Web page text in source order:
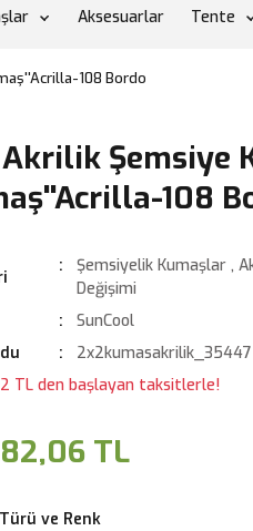
Aksesuarlar Tente
108 Bordo
Şemsiye
108
Şemsiyelik Kumaşlar ,
Değişimi
SunCool
2x2kumasakrilik_35447
TL den başlayan taksitlerle!
TL
ve Renk